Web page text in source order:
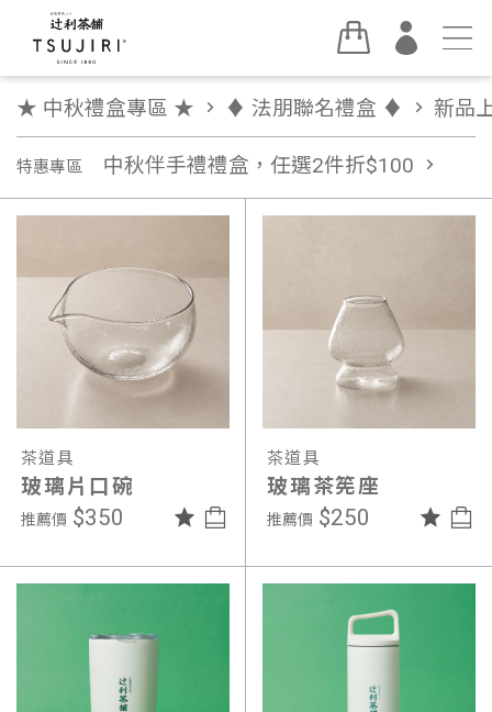
★ 中秋禮盒專區 ★ chevron_right ♦︎ 法朋聯名禮盒 ♦︎ chevron_right 新品
特惠專區 中秋伴手禮禮盒，任選2件折$100 chevron_right
茶道具
玻璃片口碗
推薦價 $350
茶道具
玻璃茶筅座
推薦價 $250